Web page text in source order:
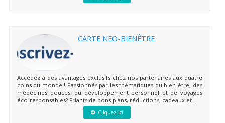
CARTE NEO-BIENÊTRE
Accédez à des avantages exclusifs chez nos partenaires aux quatre
coins du monde ! Passionnés par les thématiques du bien-être, des
médecines douces, du développement personnel et de voyages
éco-responsables? Friants de bons plans, réductions, cadeaux et...
Cliquez ici